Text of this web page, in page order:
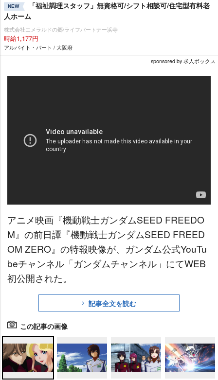
NEW
「福祉調理スタッフ」無資格可/シフト相談可/住宅型有料老
人ホーム
株式会社エメラルドの郷/ライフパートナー浜寺
時給1,177円
アルバイト・パート / 大阪府
sponsored by 求人ボックス
アニメ映画『機動戦士ガンダムSEED FREEDO
M』の前日譚『機動戦士ガンダムSEED FREED
OM ZERO』の特報映像が、ガンダム公式YouTu
beチャンネル「ガンダムチャンネル」にてWEB
初公開された。
記事全文を読む
この記事の画像